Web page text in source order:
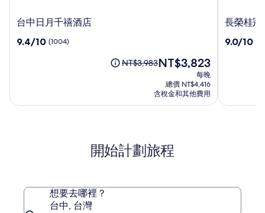
台
日
店
台中日月千禧酒店
9.4
9.4/10 (1004)
原
NT$3,983，
查
房
價
多
NT$3,983現
格
為
NT$3,823
每晚
總價 NT$4,416
含稅金和其他費用
長
桂
中)
長榮桂冠
9.0
9.0/10
開始計劃旅程
想要去哪裡？
台中, 台灣